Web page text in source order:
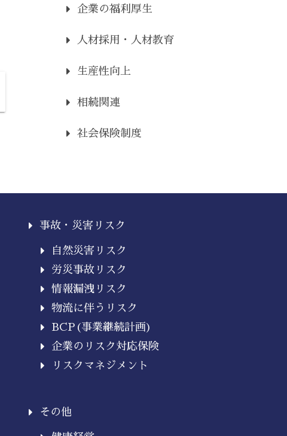
企業の福利厚生
人材採用・人材教育
生産性向上
相続関連
社会保険制度
事故・災害リスク
自然災害リスク
労災事故リスク
情報漏洩リスク
物流に伴うリスク
BCP(事業継続計画)
企業のリスク対応保険
リスクマネジメント
その他